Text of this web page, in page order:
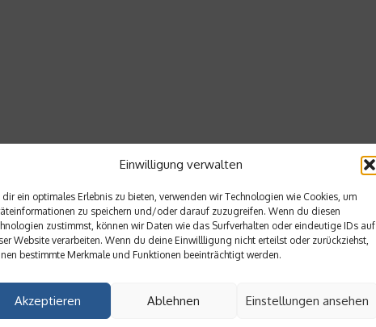
Einwilligung verwalten
dir ein optimales Erlebnis zu bieten, verwenden wir Technologien wie Cookies, um
zu speichern und/oder darauf zuzugreifen. Wenn du diesen
zustimmst, können wir Daten wie das Surfverhalten oder eindeutige IDs auf
Website verarbeiten. Wenn du deine Einwillligung nicht erteilst oder zurückziehst,
bestimmte Merkmale und Funktionen beeinträchtigt werden.
Akzeptieren Ablehnen Einstellungen ansehen